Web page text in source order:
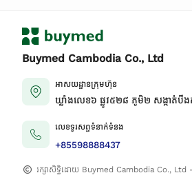
Buymed Cambodia Co., Ltd
អាសយដ្ឋានក្រុមហ៊ុន
ឃ្លាំងលេខ៦ ផ្លូវ៥២៨ ភូមិ២ សង្កាត់់បឹ
លេខទូរសព្ទទំនាក់ទំនង
+85598888437
រក្សាសិទ្ធិដោយ Buymed Cambodia Co., Ltd